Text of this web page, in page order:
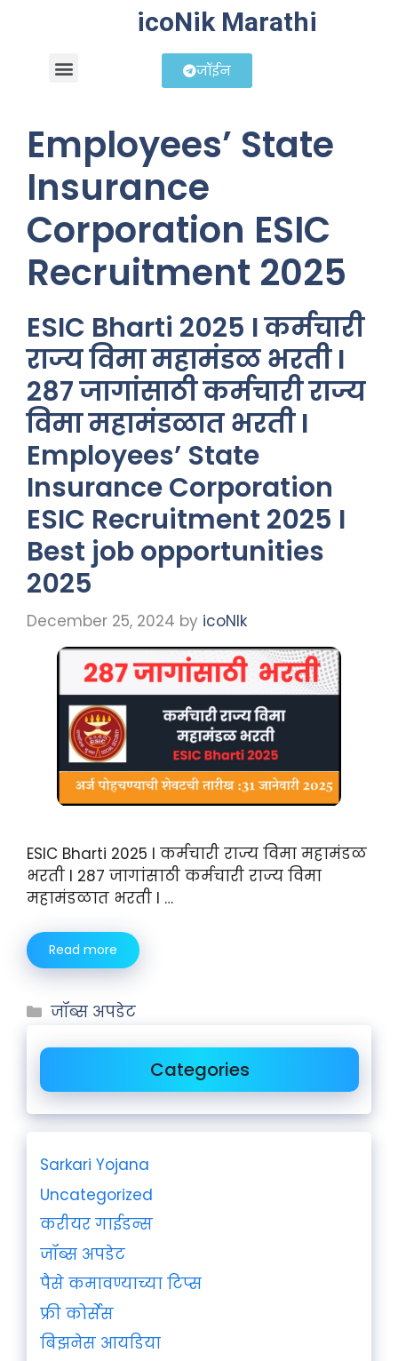
icoNik Marathi
जॉईन
Employees’ State
Insurance
Corporation ESIC
Recruitment 2025
ESIC Bharti 2025 I कर्मचारी
राज्य विमा महामंडळ भरती I
287 जागांसाठी कर्मचारी राज्य
विमा महामंडळात भरती I
Employees’ State
Insurance Corporation
ESIC Recruitment 2025 I
Best job opportunities
2025
December 25, 2024 by icoNIk
ESIC Bharti 2025 I कर्मचारी राज्य विमा महामंडळ
भरती I 287 जागांसाठी कर्मचारी राज्य विमा
महामंडळात भरती I …
Read more
जॉब्स अपडेट
Categories
Sarkari Yojana
Uncategorized
करीयर गाईडन्स
जॉब्स अपडेट
पैसे कमावण्याच्या टिप्स
फ्री कोर्सेस
बिझनेस आयडिया